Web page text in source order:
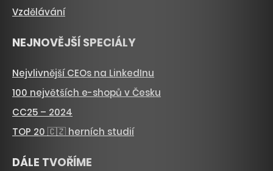
Vzdělávání
NEJNOVĚJŠÍ SPECIÁLY
Nejvlivnější CEOs na LinkedInu
100 největších e-shopů v Česku
CC25 – 2024
TOP 20 🇨🇿 herních studií
DÁLE TVOŘÍME